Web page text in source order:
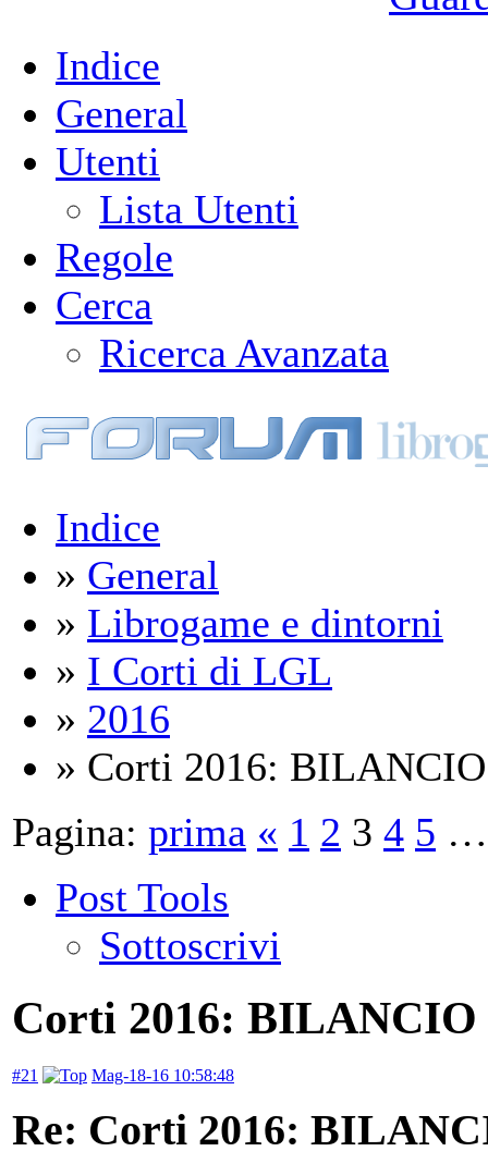
Indice
General
Utenti
Lista Utenti
Regole
Cerca
Ricerca Avanzata
Indice
» General
» Librogame e dintorni
» I Corti di LGL
» 2016
» Corti 2016: BILANCIO
Pagina: prima « 1 2 3 4 5 …
Post Tools
Sottoscrivi
Corti 2016: BILANCIO
#21 Mag-18-16 10:58:48
Re: Corti 2016: